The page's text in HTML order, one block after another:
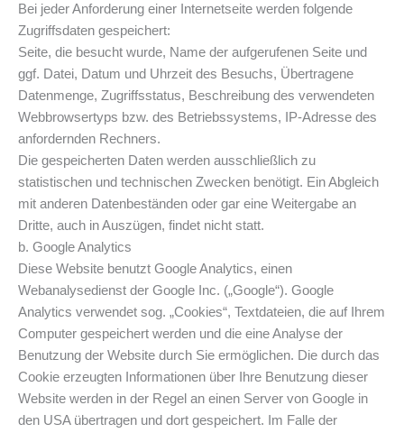
Bei jeder Anforderung einer Internetseite werden folgende
Zugriffsdaten gespeichert:
Seite, die besucht wurde, Name der aufgerufenen Seite und
ggf. Datei, Datum und Uhrzeit des Besuchs, Übertragene
Datenmenge, Zugriffsstatus, Beschreibung des verwendeten
Webbrowsertyps bzw. des Betriebssystems, IP-Adresse des
anfordernden Rechners.
Die gespeicherten Daten werden ausschließlich zu
statistischen und technischen Zwecken benötigt. Ein Abgleich
mit anderen Datenbeständen oder gar eine Weitergabe an
Dritte, auch in Auszügen, findet nicht statt.
b. Google Analytics
Diese Website benutzt Google Analytics, einen
Webanalysedienst der Google Inc. („Google“). Google
Analytics verwendet sog. „Cookies“, Textdateien, die auf Ihrem
Computer gespeichert werden und die eine Analyse der
Benutzung der Website durch Sie ermöglichen. Die durch das
Cookie erzeugten Informationen über Ihre Benutzung dieser
Website werden in der Regel an einen Server von Google in
den USA übertragen und dort gespeichert. Im Falle der